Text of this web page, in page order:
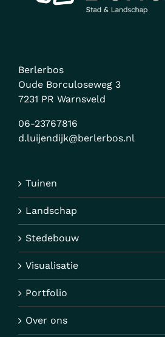
Berlerbos
Oude Borculoseweg 3
7231 PR Warnsveld
06-23767816
d.luijendijk@berlerbos.nl
Tuinen
Landschap
Stedebouw
Visualisatie
Portfolio
Over ons